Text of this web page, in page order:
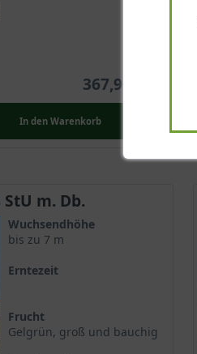
367,90 €
In den Warenkorb
m. Db.
Wuchsendhöhe
bis zu 7 m
Erntezeit
Frucht
Gelgrün, groß und bauchig